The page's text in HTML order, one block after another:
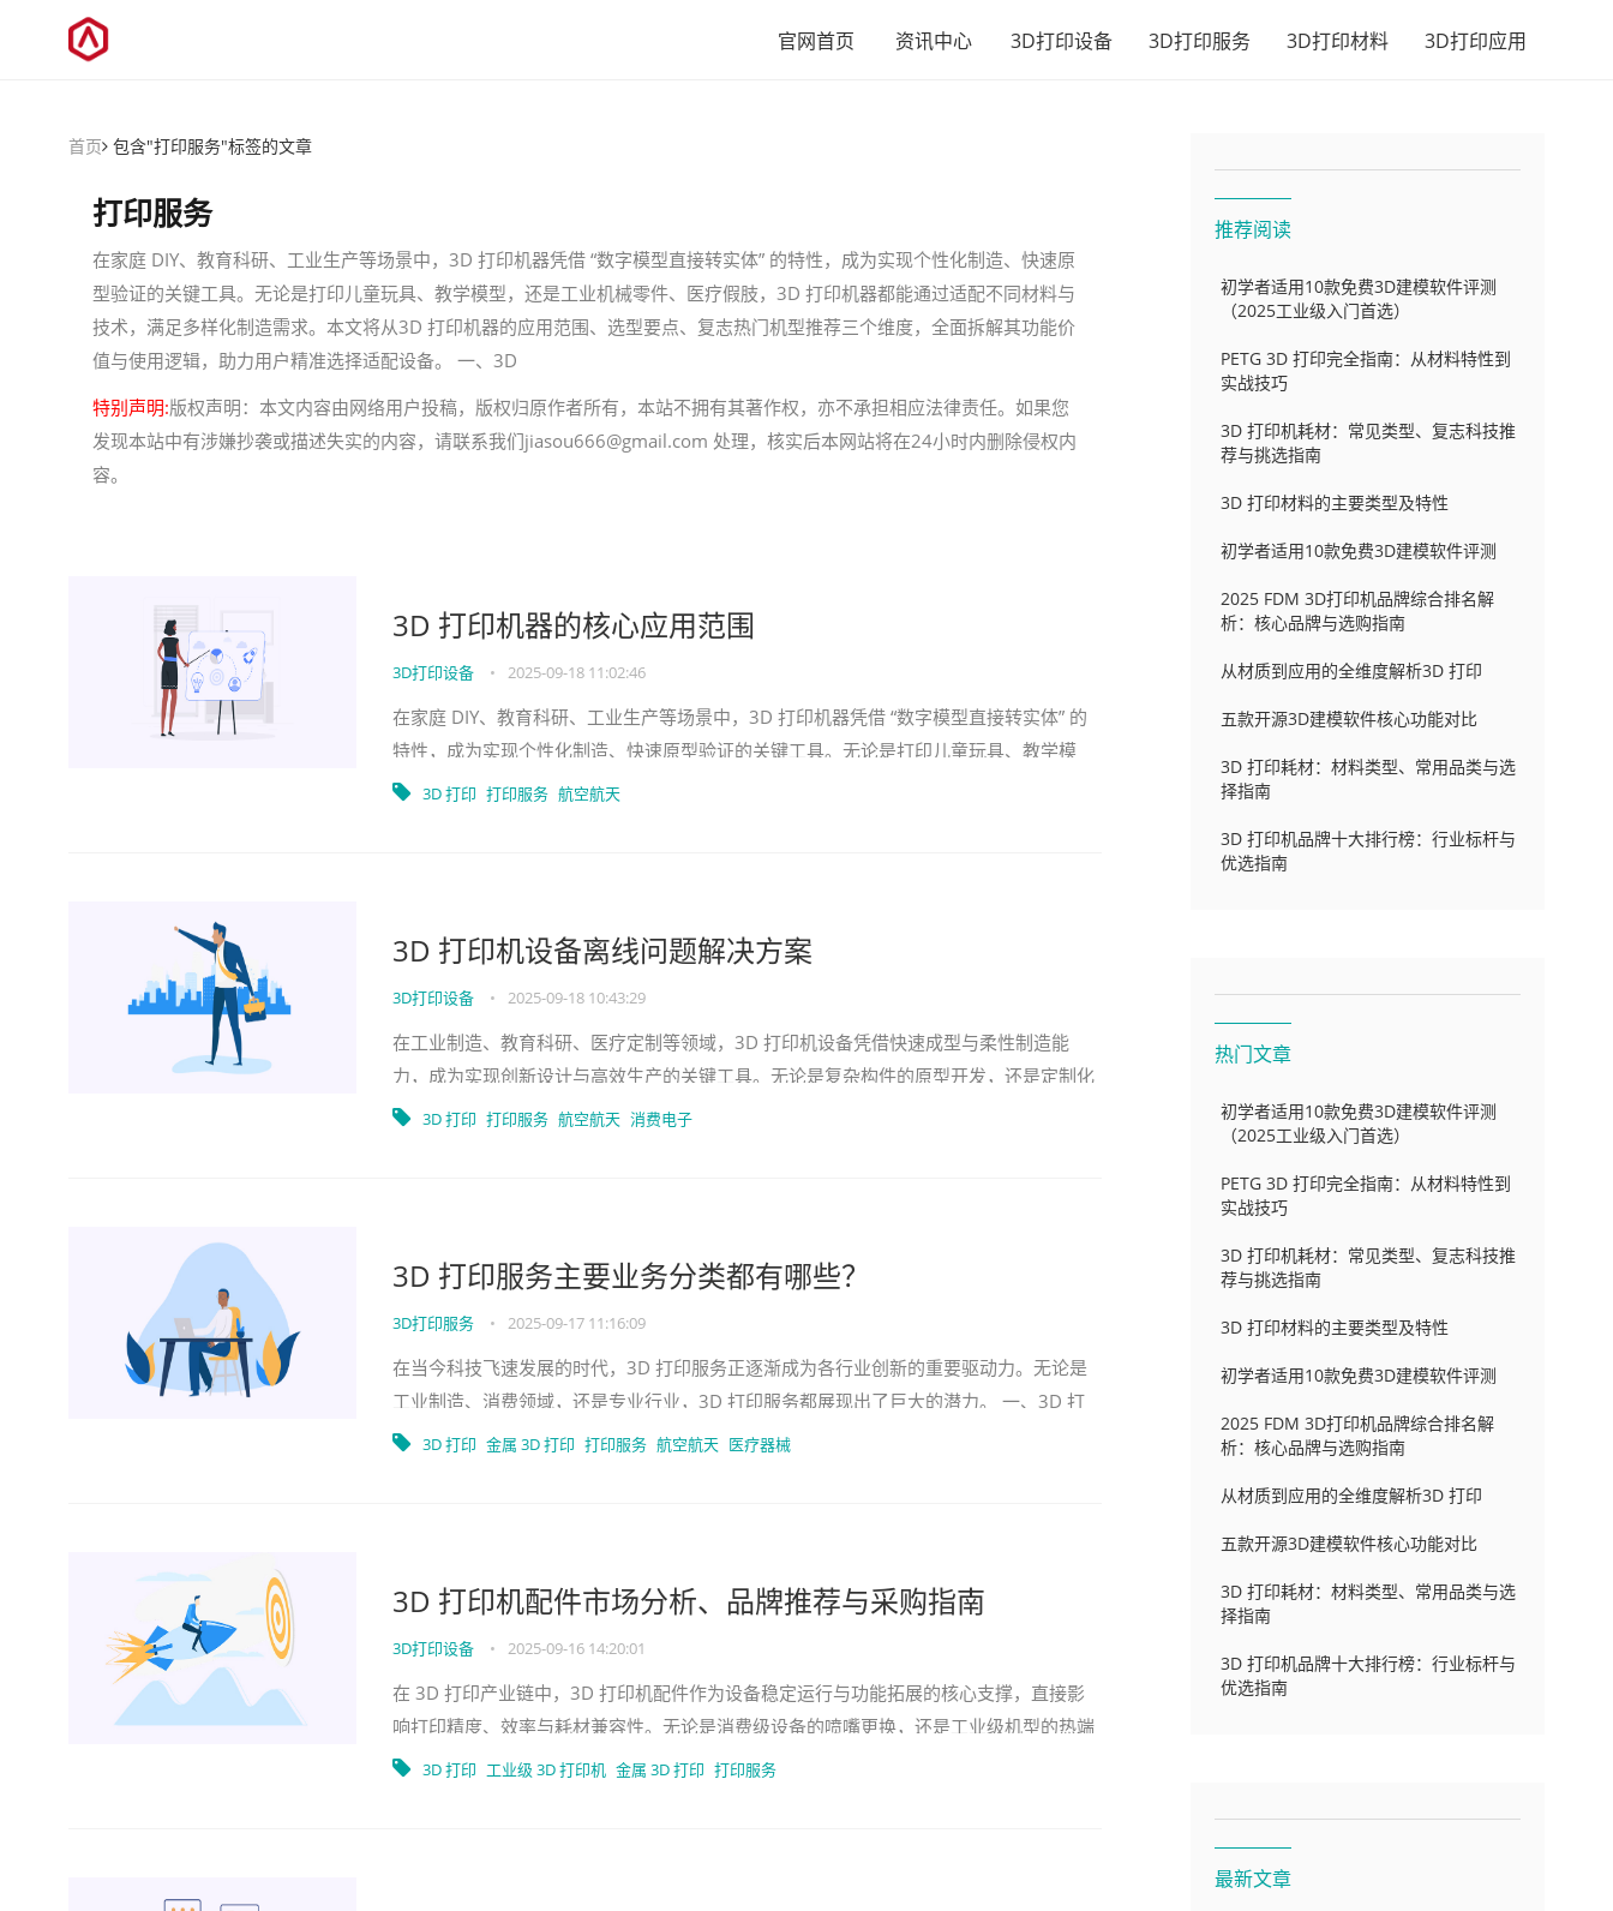
官网首页 资讯中心 3D打印设备 3D打印服务 3D打印材料 3D打印应用
首页 包含"打印服务"标签的文章
打印服务
在家庭 DIY、教育科研、工业生产等场景中，3D 打印机器凭借 “数字模型直接转实体” 的特性，成为实现个性化制造、快速原
型验证的关键工具。无论是打印儿童玩具、教学模型，还是工业机械零件、医疗假肢，3D 打印机器都能通过适配不同材料与
技术，满足多样化制造需求。本文将从3D 打印机器的应用范围、选型要点、复志热门机型推荐三个维度，全面拆解其功能价
值与使用逻辑，助力用户精准选择适配设备。 一、3D
特别声明:版权声明：本文内容由网络用户投稿，版权归原作者所有，本站不拥有其著作权，亦不承担相应法律责任。如果您
发现本站中有涉嫌抄袭或描述失实的内容，请联系我们jiasou666@gmail.com 处理，核实后本网站将在24小时内删除侵权内
容。
3D 打印机器的核心应用范围
3D打印设备 • 2025-09-18 11:02:46
在家庭 DIY、教育科研、工业生产等场景中，3D 打印机器凭借 “数字模型直接转实体” 的
特性，成为实现个性化制造、快速原型验证的关键工具。无论是打印儿童玩具、教学模
型，还是工业机械零件、医疗假肢，
3D 打印 打印服务 航空航天
3D 打印机设备离线问题解决方案
3D打印设备 • 2025-09-18 10:43:29
在工业制造、教育科研、医疗定制等领域，3D 打印机设备凭借快速成型与柔性制造能
力，成为实现创新设计与高效生产的关键工具。无论是复杂构件的原型开发，还是定制化
产品的批量生产，3D 打印机设备都能通过精
3D 打印 打印服务 航空航天 消费电子
3D 打印服务主要业务分类都有哪些？
3D打印服务 • 2025-09-17 11:16:09
在当今科技飞速发展的时代，3D 打印服务正逐渐成为各行业创新的重要驱动力。无论是
工业制造、消费领域，还是专业行业，3D 打印服务都展现出了巨大的潜力。 一、3D 打
印服务主要业务分类 （一）工业级制造
3D 打印 金属 3D 打印 打印服务 航空航天 医疗器械
3D 打印机配件市场分析、品牌推荐与采购指南
3D打印设备 • 2025-09-16 14:20:01
在 3D 打印产业链中，3D 打印机配件作为设备稳定运行与功能拓展的核心支撑，直接影
响打印精度、效率与耗材兼容性。无论是消费级设备的喷嘴更换，还是工业级机型的热端
升级，选择适配的3D 打印机配件都能
3D 打印 工业级 3D 打印机 金属 3D 打印 打印服务
推荐阅读
初学者适用10款免费3D建模软件评测
（2025工业级入门首选）
PETG 3D 打印完全指南：从材料特性到
实战技巧
3D 打印机耗材：常见类型、复志科技推
荐与挑选指南
3D 打印材料的主要类型及特性
初学者适用10款免费3D建模软件评测
2025 FDM 3D打印机品牌综合排名解
析：核心品牌与选购指南
从材质到应用的全维度解析3D 打印
五款开源3D建模软件核心功能对比
3D 打印耗材：材料类型、常用品类与选
择指南
3D 打印机品牌十大排行榜：行业标杆与
优选指南
热门文章
初学者适用10款免费3D建模软件评测
（2025工业级入门首选）
PETG 3D 打印完全指南：从材料特性到
实战技巧
3D 打印机耗材：常见类型、复志科技推
荐与挑选指南
3D 打印材料的主要类型及特性
初学者适用10款免费3D建模软件评测
2025 FDM 3D打印机品牌综合排名解
析：核心品牌与选购指南
从材质到应用的全维度解析3D 打印
五款开源3D建模软件核心功能对比
3D 打印耗材：材料类型、常用品类与选
择指南
3D 打印机品牌十大排行榜：行业标杆与
优选指南
最新文章